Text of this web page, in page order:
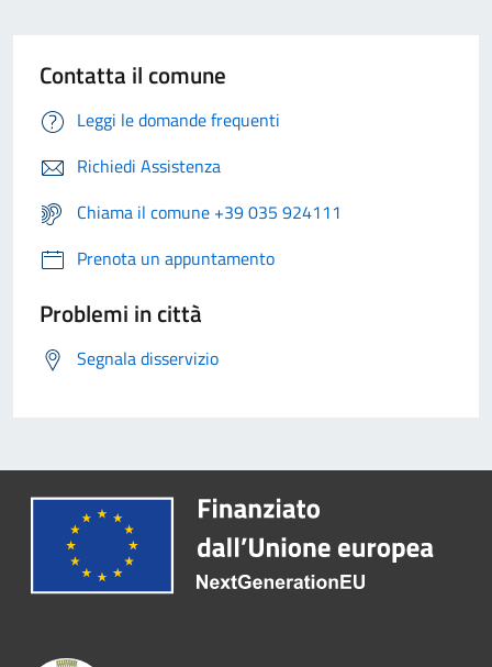
Contatta il comune
Leggi le domande frequenti
Richiedi Assistenza
Chiama il comune +39 035 924111
Prenota un appuntamento
Problemi in città
Segnala disservizio